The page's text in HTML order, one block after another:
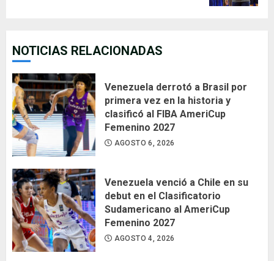
NOTICIAS RELACIONADAS
Venezuela derrotó a Brasil por
primera vez en la historia y
clasificó al FIBA AmeriCup
Femenino 2027
AGOSTO 6, 2026
Venezuela venció a Chile en su
debut en el Clasificatorio
Sudamericano al AmeriCup
Femenino 2027
AGOSTO 4, 2026